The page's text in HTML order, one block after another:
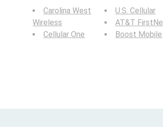
Carolina West
Wireless
Cellular One
U.S. Cellular
AT&T
Boost Mobile